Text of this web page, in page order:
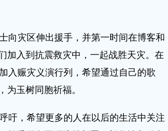
灾区伸出援手，并第一时间在博客和
加入到抗震救灾中，一起战胜天灾。在
入赈灾义演行列，希望通过自己的歌
为玉树同胞祈福。
吁，希望更多的人在以后的生活中关注